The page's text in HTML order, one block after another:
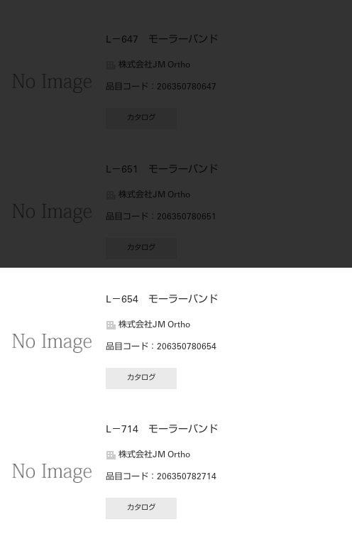
L－647 モーラーバンド
株式会社JM Ortho
品目コード ：206350780647
カタログ
L－651 モーラーバンド
株式会社JM Ortho
品目コード ：206350780651
カタログ
L－654 モーラーバンド
株式会社JM Ortho
品目コード ：206350780654
カタログ
L－714 モーラーバンド
株式会社JM Ortho
品目コード ：206350782714
カタログ